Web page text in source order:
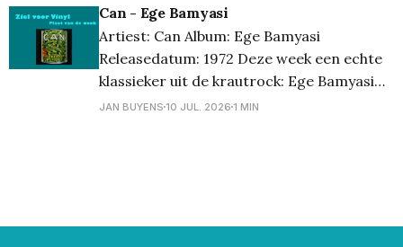
met een warme stem en melancholische
songs die blijven raken. Elke luisterbeurt
voelt alsof je weer iets nieuws ontdekt.
Een
Can - Ege Bamyasi
Artiest: Can Album: Ege Bamyasi
Releasedatum: 1972 Deze week een echte
klassieker uit de krautrock: Ege Bamyasi
van Can. Ondertussen toch wel een echt
JAN BUYENS 10 JUL. 2026 1 MIN